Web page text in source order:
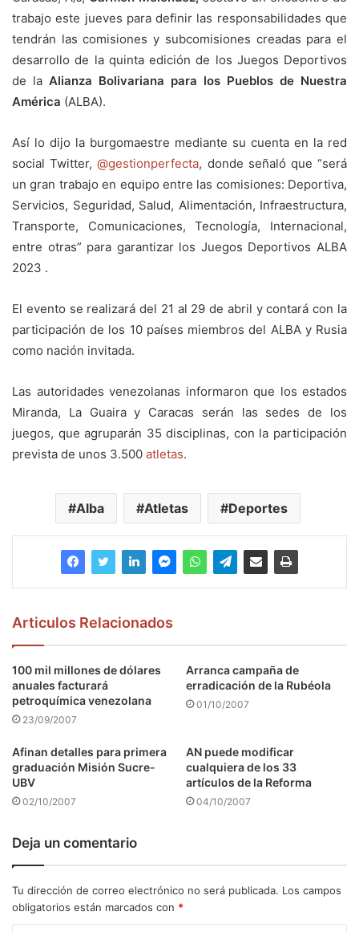
trabajo este jueves para definir las responsabilidades que
tendrán las comisiones y subcomisiones creadas para el
desarrollo de la quinta edición de los Juegos Deportivos
de la Alianza Bolivariana para los Pueblos de Nuestra
América (ALBA).
Así lo dijo la burgomaestre mediante su cuenta en la red
social Twitter,@gestionperfecta, donde señaló que “será
un gran trabajo en equipo entre las comisiones: Deportiva,
Servicios, Seguridad, Salud, Alimentación, Infraestructura,
Transporte, Comunicaciones, Tecnología, Internacional,
entre otras” para garantizar los Juegos Deportivos ALBA
2023 .
El evento se realizará del 21 al 29 de abril y contará con la
participación de los 10 países miembros del ALBA y Rusia
como nación invitada.
Las autoridades venezolanas informaron que los estados
Miranda, La Guaira y Caracas serán las sedes de los
juegos, que agruparán 35 disciplinas, con la participación
prevista de unos 3.500 atletas.
Alba Atletas Deportes
Articulos Relacionados
100 mil millones de dólares
anuales facturará
petroquímica venezolana
23/09/2007
Arranca campaña de
erradicación de la Rubéola
01/10/2007
Afinan detalles para primera
graduación Misión Sucre-
UBV
02/10/2007
AN puede modificar
cualquiera de los 33
artículos de la Reforma
04/10/2007
Deja un comentario
Tu dirección de correo electrónico no será publicada. Los campos
obligatorios están marcados con *